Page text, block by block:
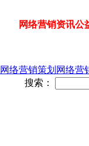
网络营销资讯公
网络营销策划 网络营
搜索：